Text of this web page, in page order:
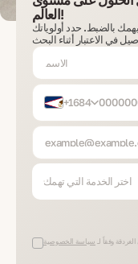
العالم!
يهمك بالضبط. حدد أولوياتك
+1684
اختر الخدمة التي تهمك
وفقاً لـ سياسة الخصوصية